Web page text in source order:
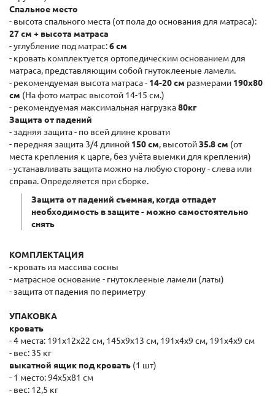
Спальное место
- высота спального места (от пола до основания для матраса):
27 см + высота матраса
- углубление под матрас:6 см
- кровать комплектуется ортопедическим основанием для
матраса, представляющим собой гнутоклееные ламели.
- рекомендуемая высота матраса - 14-20 см размерами 190x80
см (На фото матрас высотой 14-15 см.)
- рекомендуемая максимальная нагрузка80кг
Защита от падений
- задняя защита - по всей длине кровати
- передняя защита 3/4 длиной 150 см, высотой35.8 см (от
места крепления к царге, без учёта выемки для крепления)
- устанавливать защита можно на любую сторону - слева или
справа. Определяется при сборке.
Защита от падений съемная, когда отпадет
необходимость в защите - можно самостоятельно
снять
КОМПЛЕКТАЦИЯ
- кровать из массива сосны
- матрасное основание - гнутоклееные ламели (латы)
- защита от падения по периметру
УПАКОВКА
кровать
- 4 места: 191x12x22 см, 145x9x13 см, 191x4x9 см, 191x4x9 см
- вес: 35 кг
выкатной ящик под кровать (1 шт)
- 1 место: 94x5x81 см
- вес: 12,5 кг